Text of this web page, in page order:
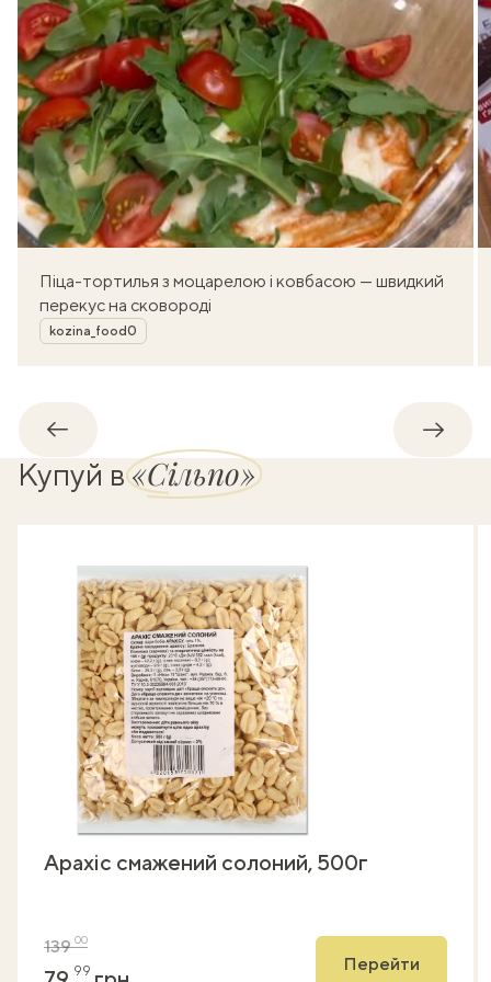
Піца-тортилья з моцарелою і ковбасою — швидкий
перекус на сковороді
Автор
kozina_food0
Назад
Купуй в«Сільпо»
Арахіс смажений солоний, 500г
13900
99 Перейти